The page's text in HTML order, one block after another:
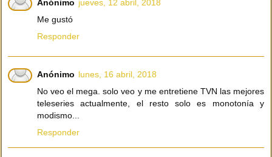
Anónimo jueves, 12 abril, 2018
Me gustó
Responder
Anónimo lunes, 16 abril, 2018
No veo el mega. solo veo y me entretiene TVN las mejores
teleseries actualmente, el resto solo es monotonía y
modismo...
Responder